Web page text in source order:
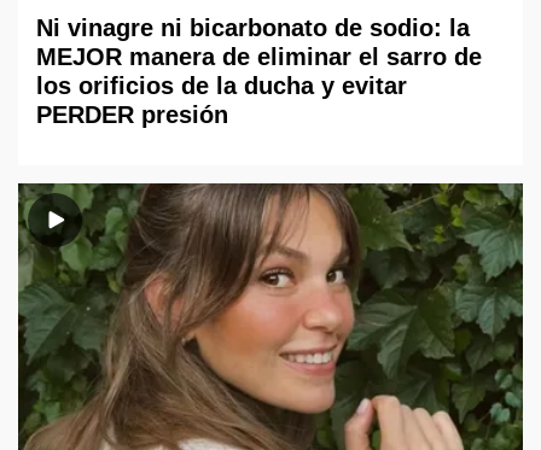
Ni vinagre ni bicarbonato de sodio: la
MEJOR manera de eliminar el sarro de
los orificios de la ducha y evitar
PERDER presión